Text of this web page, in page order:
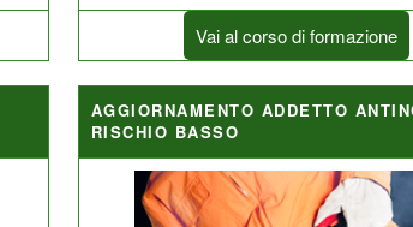
Vai al corso di formazione
AGGIORNAMENTO ADDETTO
RISCHIO BASSO